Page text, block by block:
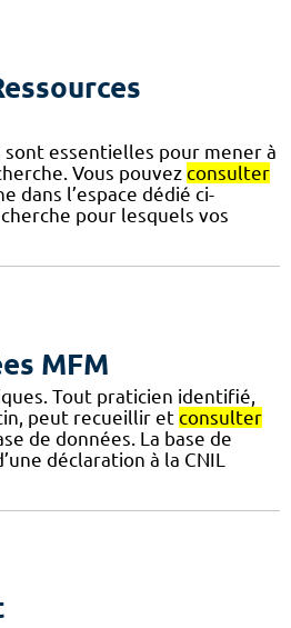
essentielles pour mener à
Vous pouvez consulter
dans l’espace dédié ci-
pour lesquels vos
MFM
Tout praticien identifié,
peut recueillir et consulter
de données. La base de
déclaration à la CNIL